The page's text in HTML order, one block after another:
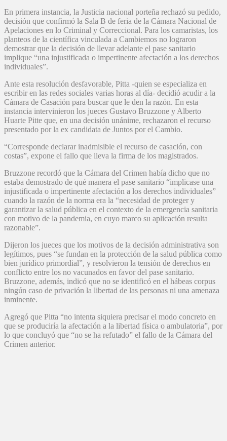
En primera instancia, la Justicia nacional porteña rechazó su pedido,
decisión que confirmó la Sala B de feria de la Cámara Nacional de
Apelaciones en lo Criminal y Correccional. Para los camaristas, los
planteos de la científica vinculada a Cambiemos no lograron
demostrar que la decisión de llevar adelante el pase sanitario
implique “una injustificada o impertinente afectación a los derechos
individuales”.
Ante esta resolución desfavorable, Pitta -quien se especializa en
escribir en las redes sociales varias horas al día- decidió acudir a la
Cámara de Casación para buscar que le den la razón. En esta
instancia intervinieron los jueces Gustavo Bruzzone y Alberto
Huarte Pitte que, en una decisión unánime, rechazaron el recurso
presentado por la ex candidata de Juntos por el Cambio.
“Corresponde declarar inadmisible el recurso de casación, con
costas”, expone el fallo que lleva la firma de los magistrados.
Bruzzone recordó que la Cámara del Crimen había dicho que no
estaba demostrado de qué manera el pase sanitario “implicase una
injustificada o impertinente afectación a los derechos individuales”
cuando la razón de la norma era la “necesidad de proteger y
garantizar la salud pública en el contexto de la emergencia sanitaria
con motivo de la pandemia, en cuyo marco su aplicación resulta
razonable”.
Dijeron los jueces que los motivos de la decisión administrativa son
legítimos, pues “se fundan en la protección de la salud pública como
bien jurídico primordial”, y resolvieron la tensión de derechos en
conflicto entre los no vacunados en favor del pase sanitario.
Bruzzone, además, indicó que no se identificó en el hábeas corpus
ningún caso de privación la libertad de las personas ni una amenaza
inminente.
Agregó que Pitta “no intenta siquiera precisar el modo concreto en
que se produciría la afectación a la libertad física o ambulatoria”, por
lo que concluyó que “no se ha refutado” el fallo de la Cámara del
Crimen anterior.